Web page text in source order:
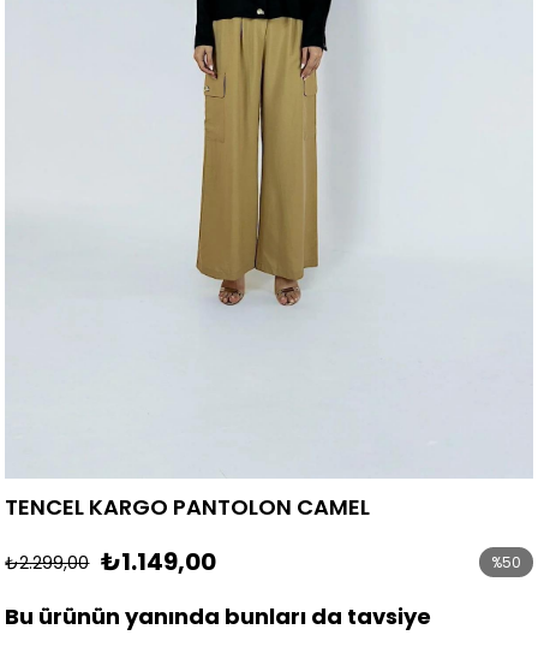
TENCEL KARGO PANTOLON CAMEL
₺2.299,00 ₺1.149,00 %50
Bu ürünün yanında bunları da tavsiye